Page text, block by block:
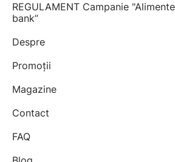
REGULAMENT Campanie
bank”
Despre
Promoții
Magazine
Contact
FAQ